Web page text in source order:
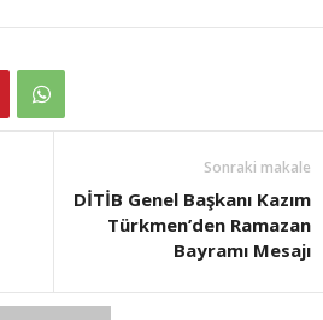
Sonraki makale
DİTİB Genel Başkanı Kazım
Türkmen’den Ramazan
Bayramı Mesajı